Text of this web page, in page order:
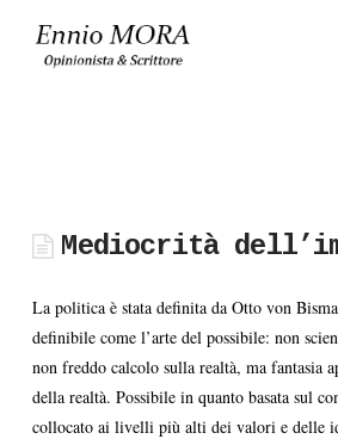
Ennio
Mediocrità
La politica è stata definita da Otto von
definibile come l’arte del possibile: non
non freddo calcolo sulla realtà, ma fantasia
della realtà. Possibile in quanto basata sul
collocato ai livelli più alti dei valori e delle